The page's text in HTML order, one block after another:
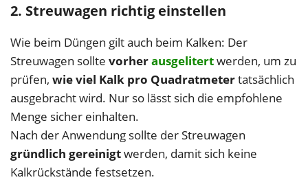
2. Streuwagen richtig einstellen
Wie beim Düngen gilt auch beim Kalken: Der
Streuwagen sollte vorherausgelitertwerden, um zu
prüfen, wie viel Kalk pro Quadratmetertatsächlich
ausgebracht wird. Nur so lässt sich die empfohlene
Menge sicher einhalten.
Nach der Anwendung sollte der Streuwagen
gründlich gereinigtwerden, damit sich keine
Kalkrückstände festsetzen.